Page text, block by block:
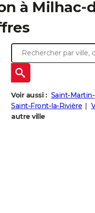
à Milhac-
Voir aussi : Saint-
Saint-Front-la-Rivière
autre ville